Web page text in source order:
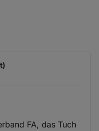
FA, das Tuch